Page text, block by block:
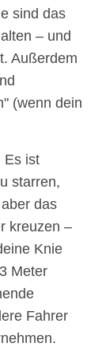
sind das
– und
Außerdem
(wenn dein
Es ist
starren,
das
kreuzen –
Knie
Meter
Fahrer